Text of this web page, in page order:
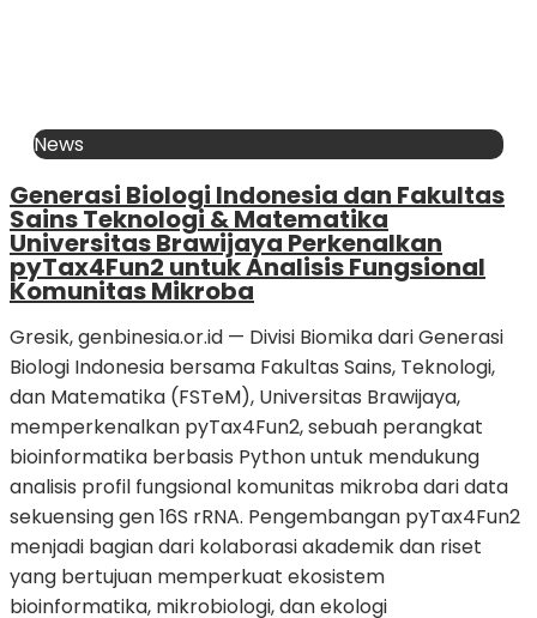
News
Generasi Biologi Indonesia dan Fakultas
Sains Teknologi & Matematika
Universitas Brawijaya Perkenalkan
pyTax4Fun2 untuk Analisis Fungsional
Komunitas Mikroba
Gresik, genbinesia.or.id — Divisi Biomika dari Generasi
Biologi Indonesia bersama Fakultas Sains, Teknologi,
dan Matematika (FSTeM), Universitas Brawijaya,
memperkenalkan pyTax4Fun2, sebuah perangkat
bioinformatika berbasis Python untuk mendukung
analisis profil fungsional komunitas mikroba dari data
sekuensing gen 16S rRNA. Pengembangan pyTax4Fun2
menjadi bagian dari kolaborasi akademik dan riset
yang bertujuan memperkuat ekosistem
bioinformatika, mikrobiologi, dan ekologi